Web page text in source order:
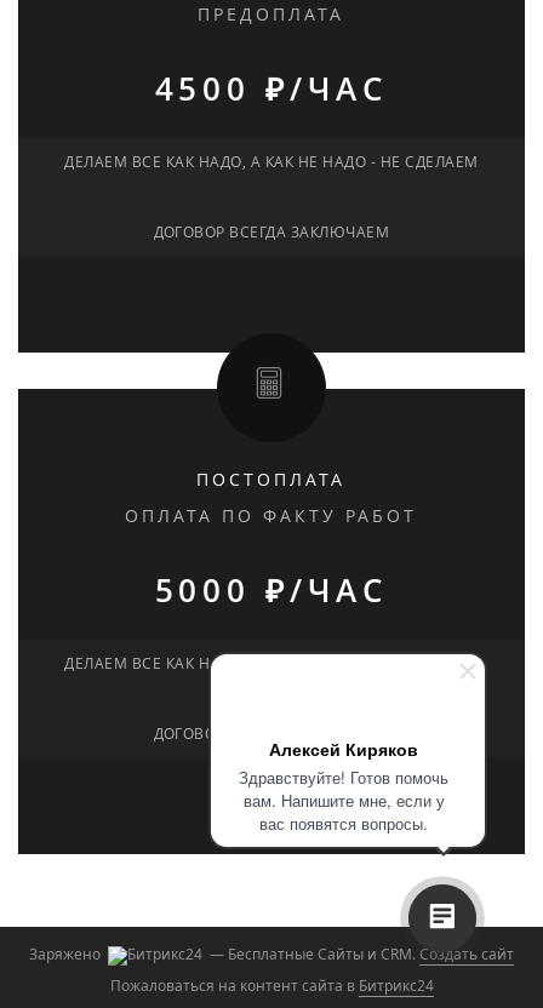
Алексей Киряков
Здравствуйте! Готов помочь
вам. Напишите мне, если у
вас появятся вопросы.
ПРЕДОПЛАТА
4500 ₽/ЧАС
ДЕЛАЕМ ВСЕ КАК НАДО, А КАК НЕ НАДО - НЕ СДЕЛАЕМ
ДОГОВОР ВСЕГДА ЗАКЛЮЧАЕМ
ПОСТОПЛАТА
ОПЛАТА ПО ФАКТУ РАБОТ
5000 ₽/ЧАС
ДЕЛАЕМ ВСЕ КАК НАДО, А КАК НЕ НАДО - НЕ СДЕЛАЕМ
ДОГОВОР ВСЕГДА ЗАКЛЮЧАЕМ
Заряжено — Бесплатные Сайты и CRM.Создать сайт
Пожаловаться на контент cайта в Битрикс24